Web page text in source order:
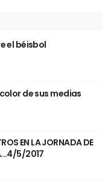
el béisbol
de sus medias
EN LA JORNADA DE
5/2017